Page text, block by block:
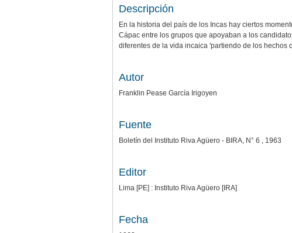
Descripción
En la historia del país de los Incas hay ciertos
Cápac entre los grupos que apoyaban a los
diferentes de la vida incaica 'partiendo de los hechos
Autor
Franklin Pease García Irigoyen
Fuente
Boletín del Instituto Riva Agüero - BIRA, N° 6 , 1963
Editor
Lima [PE] : Instituto Riva Agüero [IRA]
Fecha